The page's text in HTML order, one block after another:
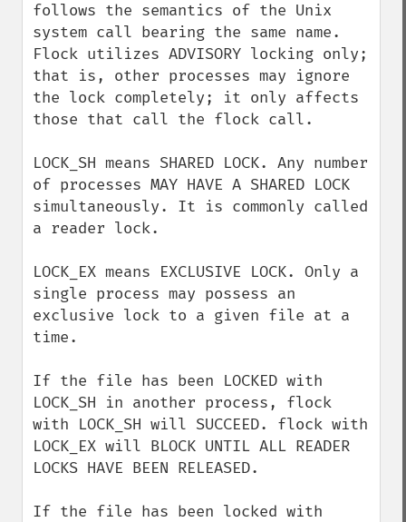
follows the semantics of the Unix
system call bearing the same name.
Flock utilizes ADVISORY locking only;
that is, other processes may ignore
the lock completely; it only affects
those that call the flock call.
LOCK_SH means SHARED LOCK. Any number
of processes MAY HAVE A SHARED LOCK
simultaneously. It is commonly called
a reader lock.
LOCK_EX means EXCLUSIVE LOCK. Only a
single process may possess an
exclusive lock to a given file at a
time.
If the file has been LOCKED with
LOCK_SH in another process, flock
with LOCK_SH will SUCCEED. flock with
LOCK_EX will BLOCK UNTIL ALL READER
LOCKS HAVE BEEN RELEASED.
If the file has been locked with